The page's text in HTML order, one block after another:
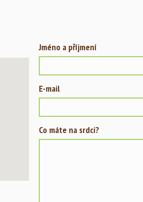
Jméno a příjmení
E-mail
Co máte na srdci?